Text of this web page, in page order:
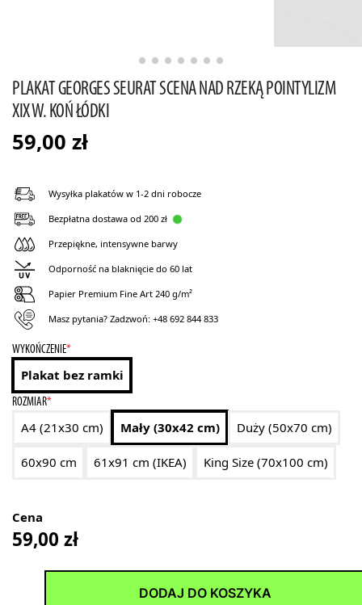
PLAKAT GEORGES SEURAT SCENA NAD RZEKĄ POINTYLIZM
XIX W. KOŃ ŁÓDKI
59,00 zł
Wysyłka plakatów w 1-2 dni robocze
Bezpłatna dostawa od 200 zł
Przepiękne, intensywne barwy
Odporność na blaknięcie do 60 lat
Papier Premium Fine Art 240 g/m²
Masz pytania? Zadzwoń: +48 692 844 833
*
WYKOŃCZENIE
Plakat bez ramki
*
ROZMIAR
A4 (21x30 cm) Mały (30x42 cm) Duży (50x70 cm)
60x90 cm 61x91 cm (IKEA) King Size (70x100 cm)
Cena
59,00 zł
DODAJ DO KOSZYKA